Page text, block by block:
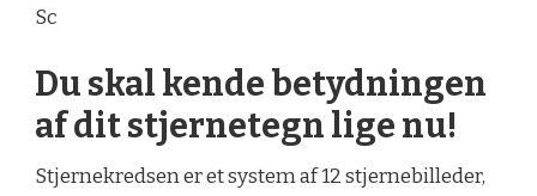
Sc
Du skal kende betydningen
af dit stjernetegn lige nu!
Stjernekredsen er et system af 12 stjernebilleder,